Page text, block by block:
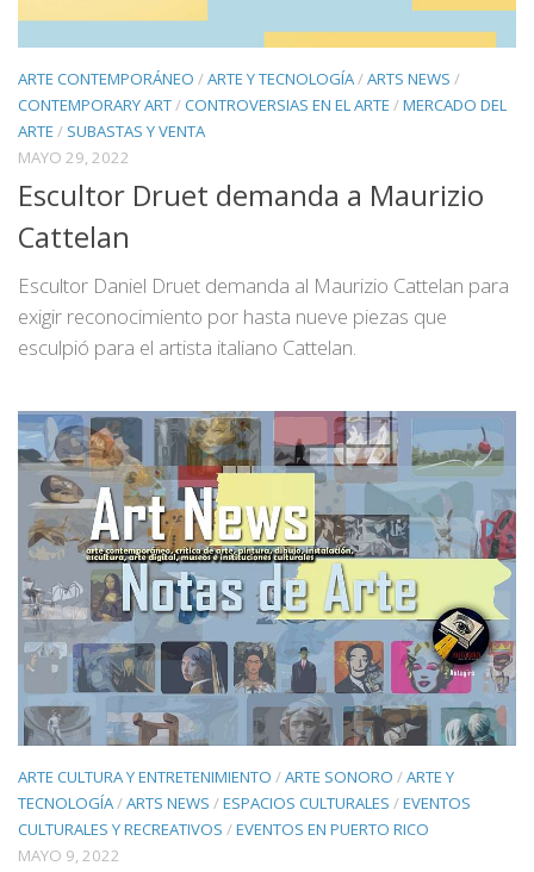
ARTE CONTEMPORÁNEO /ARTE Y TECNOLOGÍA/ARTS NEWS /
CONTEMPORARY ART/CONTROVERSIAS EN EL ARTE /MERCADO DEL
ARTE / SUBASTAS Y VENTA
MAYO 29, 2022
Escultor Druet demanda a Maurizio
Cattelan
Escultor Daniel Druet demanda al Maurizio Cattelan para
exigir reconocimiento por hasta nueve piezas que
esculpió para el artista italiano Cattelan.
ARTE CULTURA Y ENTRETENIMIENTO /ARTE SONORO /ARTE Y
TECNOLOGÍA/ARTS NEWS /ESPACIOS CULTURALES /EVENTOS
CULTURALES Y RECREATIVOS /EVENTOS EN PUERTO RICO
MAYO 9, 2022